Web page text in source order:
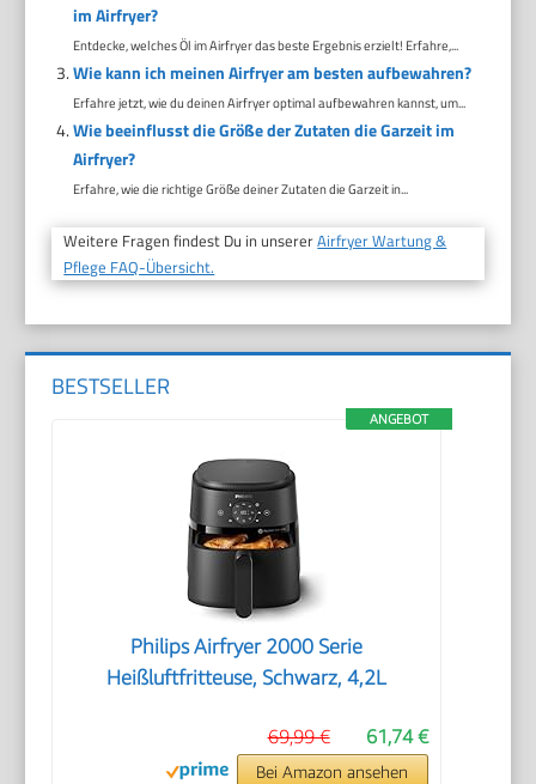
im Airfryer?
Entdecke, welches Öl im Airfryer das beste Ergebnis erzielt! Erfahre,...
Wie kann ich meinen Airfryer am besten aufbewahren?
Erfahre jetzt, wie du deinen Airfryer optimal aufbewahren kannst, um...
Wie beeinflusst die Größe der Zutaten die Garzeit im
Airfryer?
Erfahre, wie die richtige Größe deiner Zutaten die Garzeit in...
Weitere Fragen findest Du in unsererAirfryer Wartung &
Pflege FAQ-Übersicht.
BESTSELLER
ANGEBOT
Philips Airfryer 2000 Serie
Heißluftfritteuse, Schwarz, 4,2L
61,74 €
69,99 €
Bei Amazon ansehen